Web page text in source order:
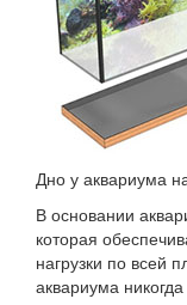
Дно у аквариума
В основании
которая
нагрузки по всей
аквариума